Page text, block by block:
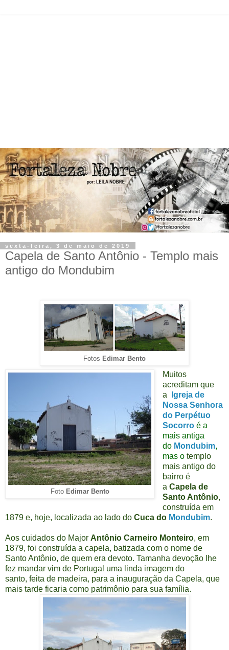
sexta-feira, 3 de maio de 2019
Capela de Santo Antônio - Templo mais
antigo do Mondubim
Fotos Edimar Bento
FotoEdimar Bento
Muitos
acreditam que
a
Igreja de
Nossa Senhora
do Perpétuo
Socorro éa
mais antiga
do Mondubim,
mas otemplo
mais antigo do
bairro é
a Capela de
Santo Antônio,
construída em
1879 e, hoje, localizada ao lado do Cuca do Mondubim.
Aos cuidados do Major Antônio Carneiro Monteiro, em
1879, foi construída a capela, batizada com o nome de
Santo Antônio, de quem era devoto. Tamanha devoção lhe
fez mandar vim de Portugal uma linda imagem do
santo, feita de madeira, para a inauguração da Capela, que
mais tarde ficaria como patrimônio para sua família.